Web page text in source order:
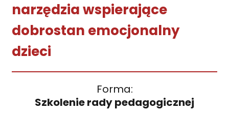
narzędzia wspierające
dobrostan emocjonalny
dzieci
Forma:
Szkolenie rady pedagogicznej